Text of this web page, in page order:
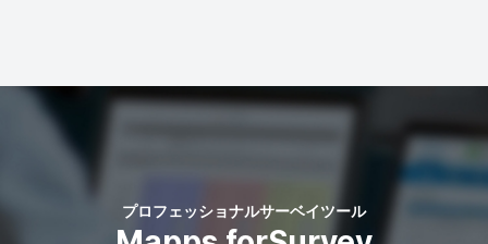
プロフェッショナルサーベイツール